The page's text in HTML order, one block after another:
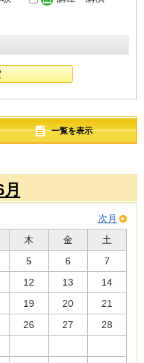
一覧を表示
月
次月
木 金
土
5 6
7
12 13
14
19 20
21
26 27
28